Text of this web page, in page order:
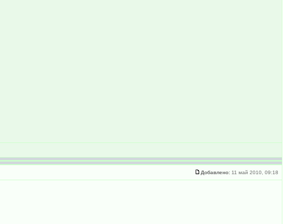
Добавлено: 11 май 2010, 09:18